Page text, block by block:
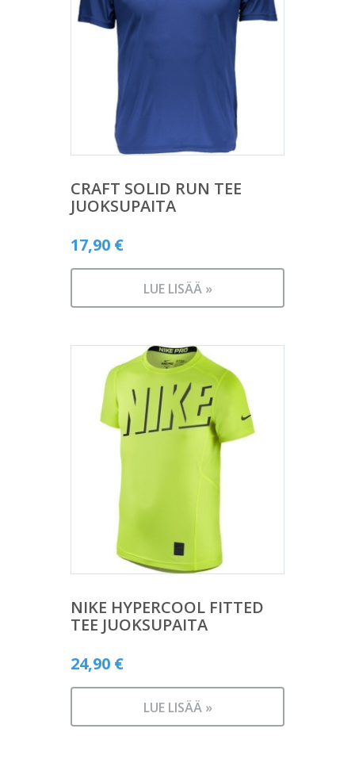
CRAFT SOLID RUN TEE
JUOKSUPAITA
17,90 €
LUE LISÄÄ »
NIKE HYPERCOOL FITTED
TEE JUOKSUPAITA
24,90 €
LUE LISÄÄ »